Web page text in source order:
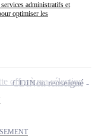
administratifs et
optimiser les
CDINon renseigné
offre à ma sélection